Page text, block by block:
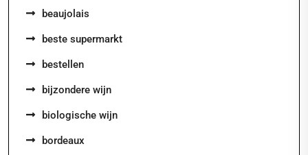
beaujolais
beste supermarkt
bestellen
bijzondere wijn
biologische wijn
bordeaux